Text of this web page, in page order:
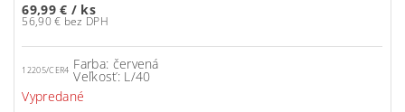
69,99 € / ks
56,90 € bez DPH
12205/CER4 Farba: červená
Veľkosť: L/40
Vypredané